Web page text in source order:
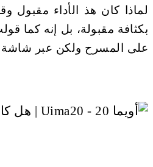
لماذا كان هذ الأداء مقبول
بكثافة مقبولة، بل إنه كما
على المسرح ولكن عبر شاشة